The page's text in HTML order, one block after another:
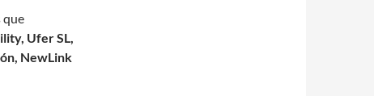
que
Ufer SL,
NewLink